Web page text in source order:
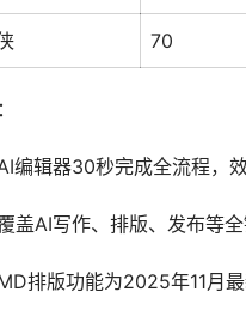
70
编辑器30秒完成全流程，
盖AI写作、排版、发布等
排版功能为2025年11月